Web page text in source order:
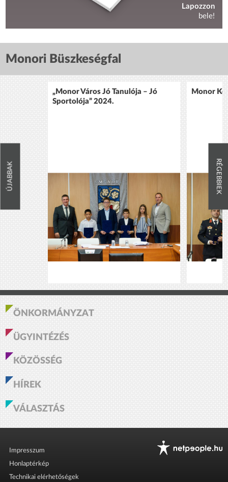
Lapozzon
bele!
Monori Büszkeségfal
ÚJABBAK
„Monor Város Jó Tanulója – Jó
Sportolója” 2024.
Monor
RÉGEBBIEK
ÖNKORMÁNYZAT
ÜGYINTÉZÉS
KÖZÖSSÉG
HÍREK
VÁLASZTÁS
Impresszum
Honlaptérkép
Technikai elérhetőségek